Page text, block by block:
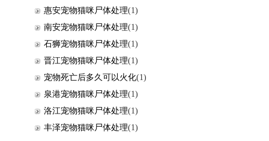
惠安宠物猫咪尸体处理(1)
南安宠物猫咪尸体处理(1)
石狮宠物猫咪尸体处理(1)
晋江宠物猫咪尸体处理(1)
宠物死亡后多久可以火化(1)
泉港宠物猫咪尸体处理(1)
洛江宠物猫咪尸体处理(1)
丰泽宠物猫咪尸体处理(1)